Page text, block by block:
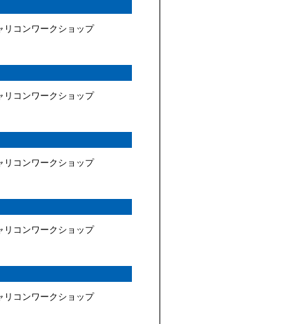
リコンワークショップ
リコンワークショップ
リコンワークショップ
リコンワークショップ
リコンワークショップ